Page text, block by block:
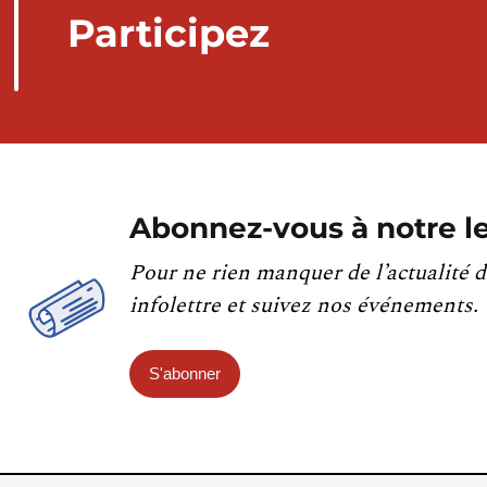
Participez
Abonnez-vous à notre
Pour ne rien manquer de l’actualité
infolettre et suivez nos événements.
S'abonner